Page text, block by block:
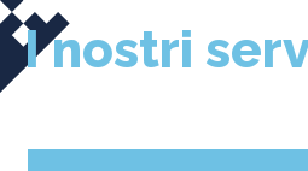
I nostri